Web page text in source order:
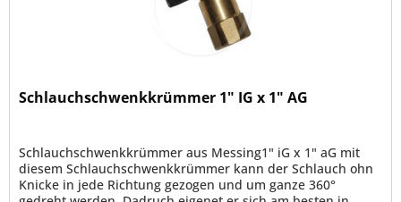
Schlauchschwenkkrümmer 1" IG x 1" AG
Schlauchschwenkkrümmer aus Messing1" iG x 1" aG mit
diesem Schlauchschwenkkrümmer kann der Schlauch ohn
Knicke in jede Richtung gezogen und um ganze 360°